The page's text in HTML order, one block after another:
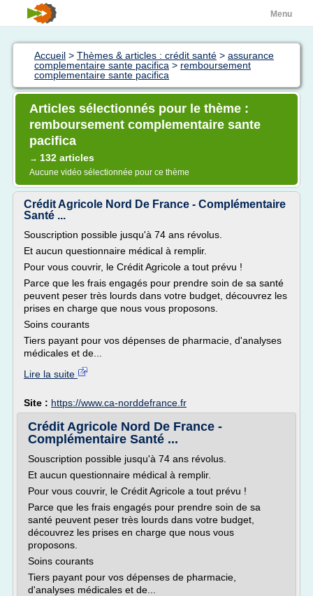
Menu
Accueil > Thèmes & articles : crédit santé > assurance
complementaire sante pacifica > remboursement
complementaire sante pacifica
Articles sélectionnés pour le thème :
remboursement complementaire sante
pacifica
→ 132 articles
Aucune vidéo sélectionnée pour ce thème
Crédit Agricole Nord De France - Complémentaire
Santé ...
Souscription possible jusqu'à 74 ans révolus.
Et aucun questionnaire médical à remplir.
Pour vous couvrir, le Crédit Agricole a tout prévu !
Parce que les frais engagés pour prendre soin de sa santé
peuvent peser très lourds dans votre budget, découvrez les
prises en charge que nous vous proposons.
Soins courants
Tiers payant pour vos dépenses de pharmacie, d'analyses
médicales et de...
Lire la suite
Site : https://www.ca-norddefrance.fr
Crédit Agricole Nord De France -
Complémentaire Santé ...
Souscription possible jusqu'à 74 ans révolus.
Et aucun questionnaire médical à remplir.
Pour vous couvrir, le Crédit Agricole a tout prévu !
Parce que les frais engagés pour prendre soin de sa
santé peuvent peser très lourds dans votre budget,
découvrez les prises en charge que nous vous
proposons.
Soins courants
Tiers payant pour vos dépenses de pharmacie,
d'analyses médicales et de...